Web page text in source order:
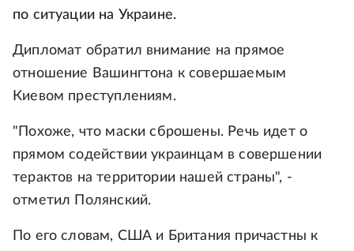
по ситуации на Украине.
Дипломат обратил внимание на прямое
отношение Вашингтона к совершаемым
Киевом преступлениям.
"Похоже, что маски сброшены. Речь идет о
прямом содействии украинцам в совершении
терактов на территории нашей страны", -
отметил Полянский.
По его словам, США и Британия причастны к